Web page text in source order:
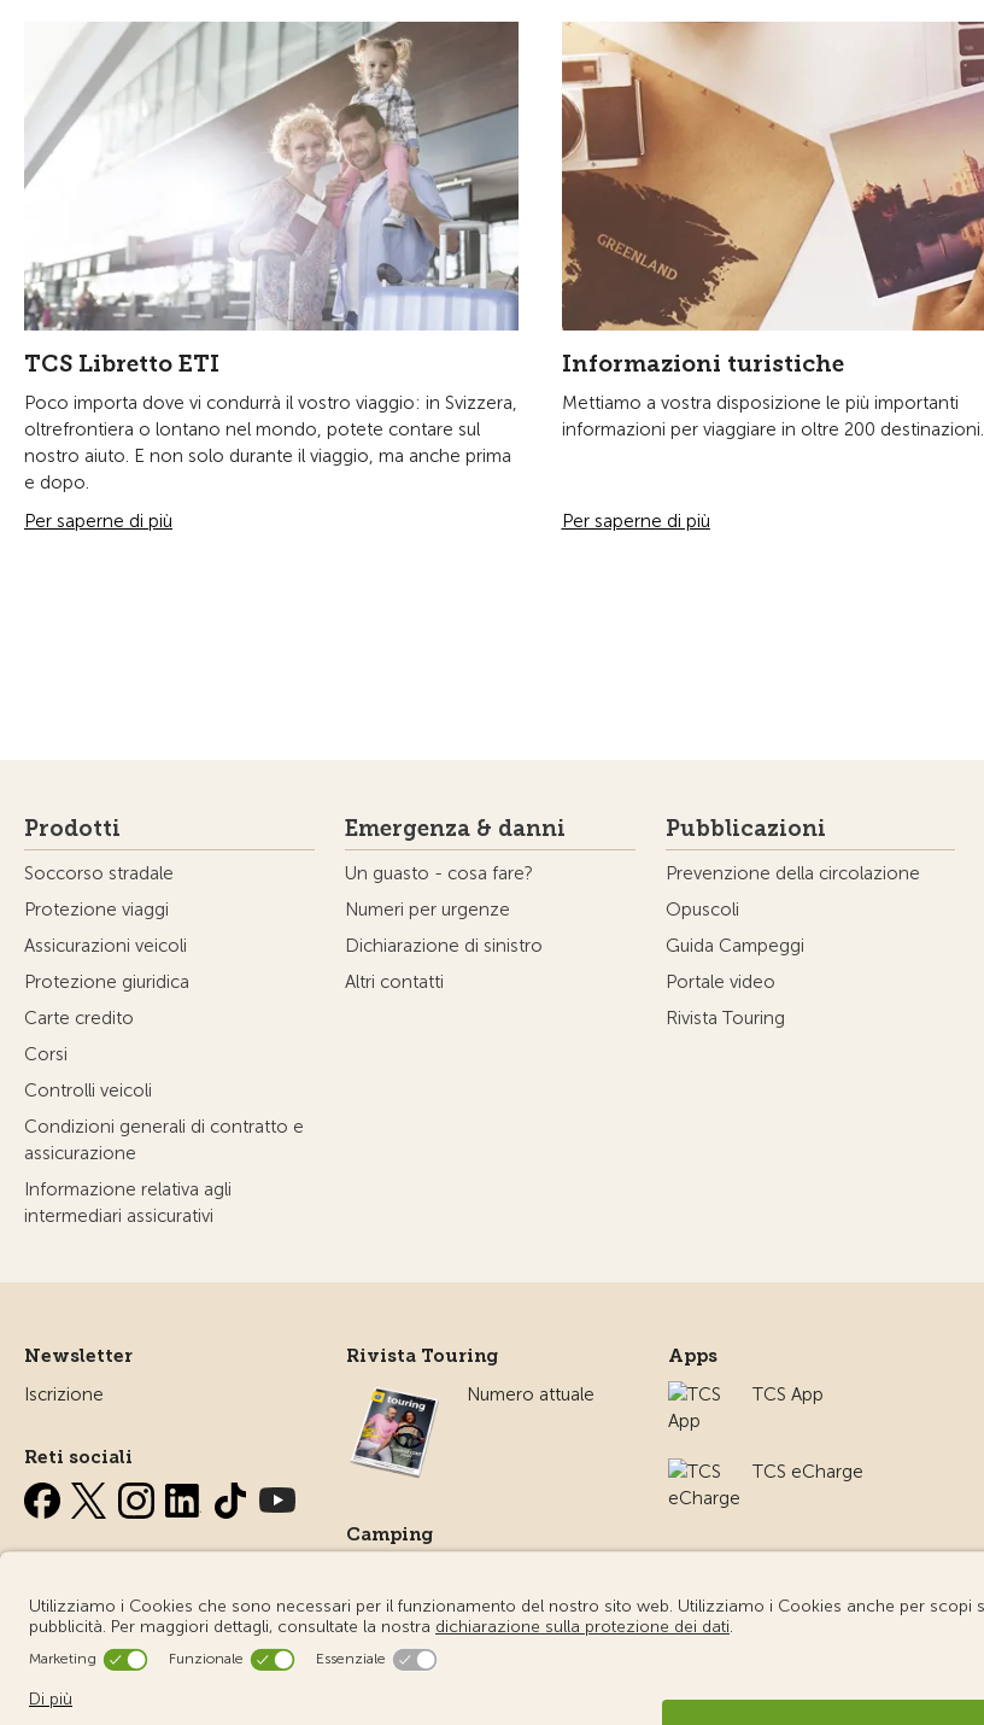
TCS Libretto ETI
Poco importa dove vi condurrà il vostro viaggio: in Svizzera,
oltrefrontiera o lontano nel mondo, potete contare sul
nostro aiuto. E non solo durante il viaggio, ma anche prima
e dopo.
Per saperne di più
Informazioni turistiche
Mettiamo a vostra disposizione le più importanti
informazioni per viaggiare in oltre 200 destinazioni.
Per saperne di più
Prodotti
Soccorso stradale
Protezione viaggi
Assicurazioni veicoli
Protezione giuridica
Carte credito
Corsi
Controlli veicoli
Condizioni generali di contratto e
assicurazione
Informazione relativa agli
intermediari assicurativi
Emergenza & danni
Un guasto - cosa fare?
Numeri per urgenze
Dichiarazione di sinistro
Altri contatti
Pubblicazioni
Prevenzione della circolazione
Opuscoli
Guida Campeggi
Portale video
Rivista Touring
Newsletter
Iscrizione
Reti sociali
Rivista Touring
Numero attuale
Camping
campeggio
Apps
TCS App
TCS eCharge